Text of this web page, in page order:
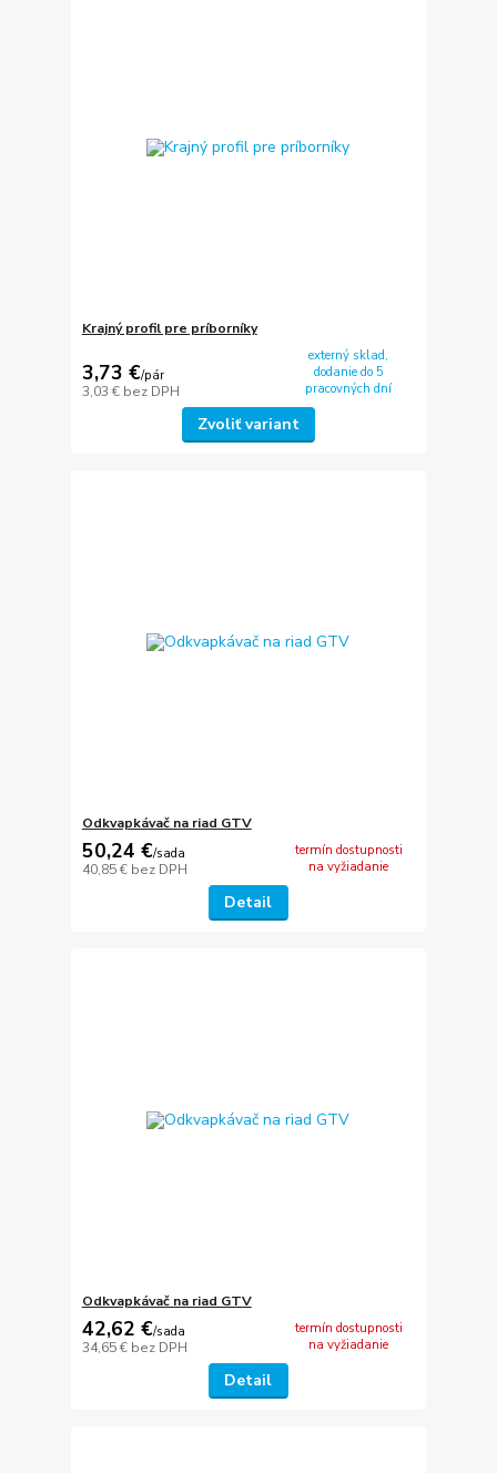
Krajný profil pre príborníky
3,73 €/pár
3,03 € bez DPH
externý sklad,
dodanie do 5
pracovných dní
Zvoliť variant
Odkvapkávač na riad GTV
50,24 €/sada
40,85 € bez DPH
termín dostupnosti
na vyžiadanie
Detail
Odkvapkávač na riad GTV
42,62 €/sada
34,65 € bez DPH
termín dostupnosti
na vyžiadanie
Detail